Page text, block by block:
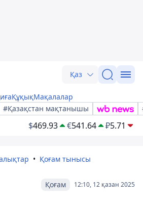
Қаз
ҚұқықМақалалар
#Қазақстан мақтанышы
$469.93 €541.64 ₽5.71
Қоғам тынысы
12:10, 12 қазан 2025
Қоғам